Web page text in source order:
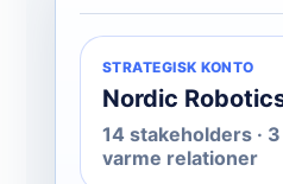
STRATEGISK KONTO
Nordic
14 stakeholders ·
varme relationer